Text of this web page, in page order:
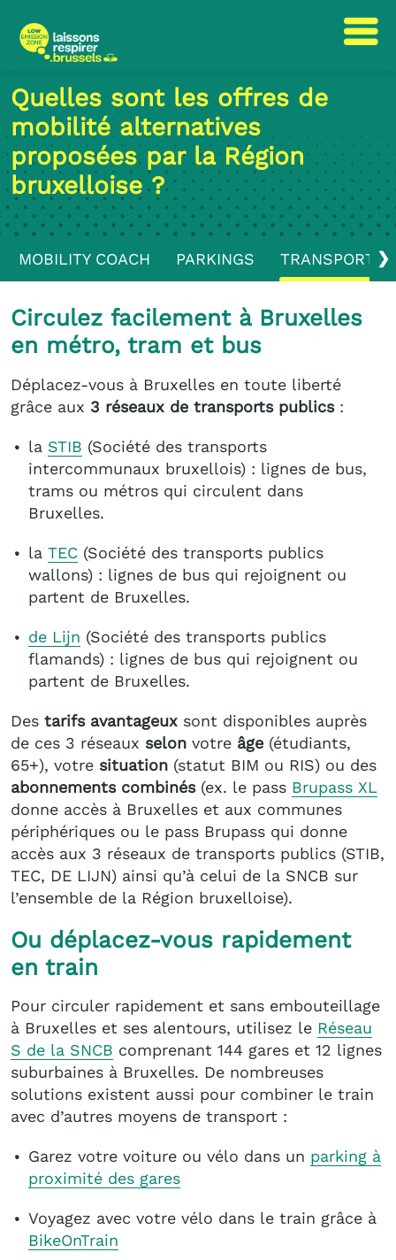
au
contenu
la
navigation
Quelles sont les offres de
mobilité alternatives
proposées par la Région
bruxelloise ?
❯
MOBILITY COACH PARKINGS TRANSPORTS
Circulez facilement à Bruxelles
en métro, tram et bus
Déplacez-vous à Bruxelles en toute liberté
grâce aux 3 réseaux de transports publics:
la STIB (Société des transports
intercommunaux bruxellois) : lignes de bus,
trams ou métros qui circulent dans
Bruxelles.
la TEC (Société des transports publics
wallons) : lignes de bus qui rejoignent ou
partent de Bruxelles.
de Lijn (Société des transports publics
flamands) : lignes de bus qui rejoignent ou
partent de Bruxelles.
Des tarifs avantageux sont disponibles auprès
de ces 3 réseaux selon votre âge (étudiants,
65+), votre situation (statut BIM ou RIS) ou des
abonnements combinés(ex. le pass Brupass XL
donne accès à Bruxelles et aux communes
périphériques ou le pass Brupass qui donne
accès aux 3 réseaux de transports publics (STIB,
TEC, DE LIJN) ainsi qu’à celui de la SNCB sur
l’ensemble de la Région bruxelloise).
Ou déplacez-vous rapidement
en train
Pour circuler rapidement et sans embouteillage
à Bruxelles et ses alentours, utilisez le Réseau
S de la SNCB comprenant 144 gares et 12 lignes
suburbaines à Bruxelles. De nombreuses
solutions existent aussi pour combiner le train
avec d’autres moyens de transport :
Garez votre voiture ou vélo dans un parking à
proximité des gares
Voyagez avec votre vélo dans le train grâce à
BikeOnTrain